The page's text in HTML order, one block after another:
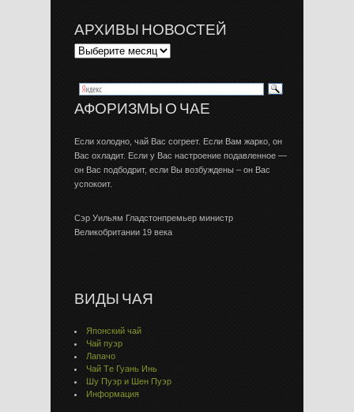
АРХИВЫ НОВОСТЕЙ
АФОРИЗМЫ О ЧАЕ
Если холодно, чай Вас согреет. Если Вам жарко, он
Вас охладит. Если у Вас настроение подавленное —
он Вас подбодрит, если Вы возбуждены – он Вас
успокоит.
Сэр Уильям Гладстонпремьер министр
Великобритании 19 века
ВИДЫ ЧАЯ
Японский чай
Чай пуэр
Лапачо
Чай Тe Гуaнь Инь
Шу Пуэр и Шен Пуэр
Информация